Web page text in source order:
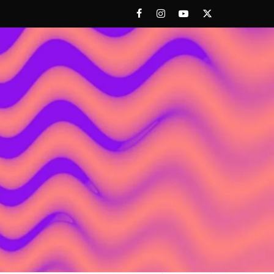
FacebookInstagramYoutubeTwitter